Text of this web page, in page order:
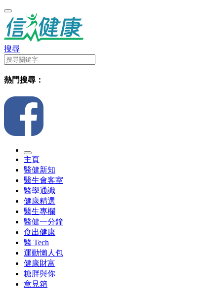
搜尋
熱門搜尋：
主頁
醫健新知
醫生會客室
醫學通識
健康精選
醫生專欄
醫健一分鐘
食出健康
醫 Tech
運動懶人包
健康財富
糖胖與你
意見箱